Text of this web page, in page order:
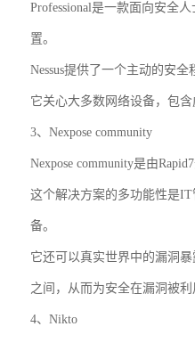
Professional是一款面向安全
置。
Nessus提供了一个主动的安
它关心大多数网络设备，包含
3、Nexpose community
Nexpose community是由
这个解决方案的多功能性是
备。
它还可以真实世界中的漏洞
之间，从而为安全在漏洞被利
4、Nikto